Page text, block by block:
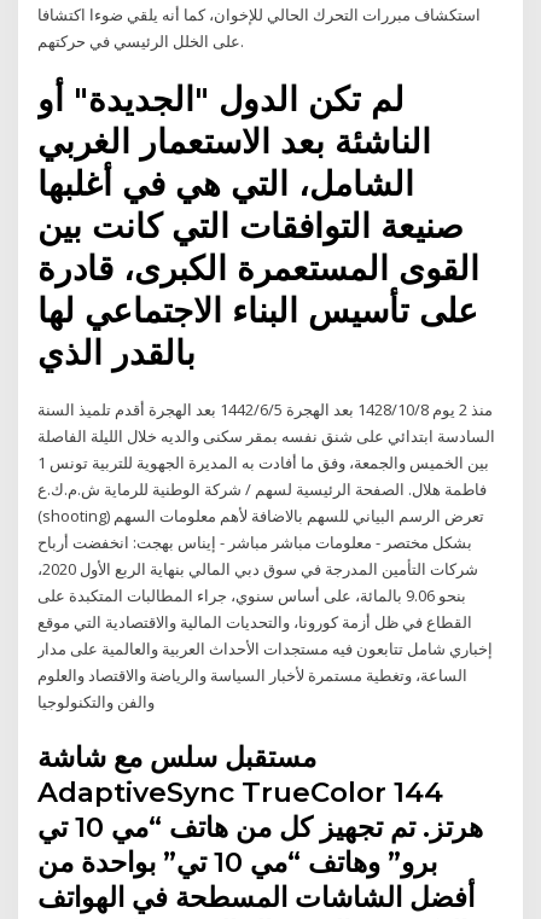
استكشاف مبررات التحرك الحالي للإخوان، كما أنه يلقي ضوءا اكتشافا
على الخلل الرئيسي في حركتهم.
لم تكن الدول "الجديدة" أو
الناشئة بعد الاستعمار الغربي
الشامل، التي هي في أغلبها
صنيعة التوافقات التي كانت بين
القوى المستعمرة الكبرى، قادرة
على تأسيس البناء الاجتماعي لها
بالقدر الذي
منذ 2 يوم 8‏‏/10‏‏/1428 بعد الهجرة 5‏‏/6‏‏/1442 بعد الهجرة أقدم تلميذ السنة
السادسة ابتدائي على شنق نفسه بمقر سكنى والديه خلال الليلة الفاصلة
بين الخميس والجمعة، وفق ما أفادت به المديرة الجهوية للتربية تونس 1
فاطمة هلال. الصفحة الرئيسية لسهم / شركة الوطنية للرماية ش.م.ك.ع
(shooting) تعرض الرسم البياني للسهم بالاضافة لأهم معلومات السهم
بشكل مختصر - معلومات مباشر مباشر - إيناس بهجت: انخفضت أرباح
شركات التأمين المدرجة في سوق دبي المالي بنهاية الربع الأول 2020،
بنحو 9.06 بالمائة، على أساس سنوي، جراء المطالبات المتكبدة على
القطاع في ظل أزمة كورونا، والتحديات المالية والاقتصادية التي موقع
إخباري شامل تتابعون فيه مستجدات الأحداث العربية والعالمية على مدار
الساعة، وتغطية مستمرة لأخبار السياسة والرياضة والاقتصاد والعلوم
والفن والتكنولوجيا
مستقبل سلس مع شاشة
AdaptiveSync TrueColor 144
هرتز. تم تجهيز كل من هاتف “مي 10 تي
برو” وهاتف “مي 10 تي” بواحدة من
أفضل الشاشات المسطحة في الهواتف